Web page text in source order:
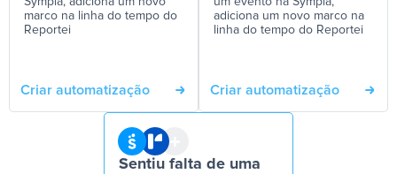
marco na linha do tempo do
Reportei
Criar automatização
adiciona um novo marco na
linha do tempo do Reportei
Criar automatização
Sentiu falta de uma